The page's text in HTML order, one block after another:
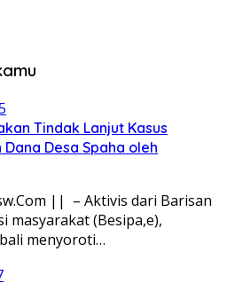
Tindak Lanjut Kasus
Desa Spaha oleh
|| – Aktivis dari Barisan
masyarakat (Besipa,e),
menyoroti…